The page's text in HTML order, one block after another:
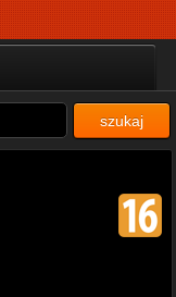
szukaj